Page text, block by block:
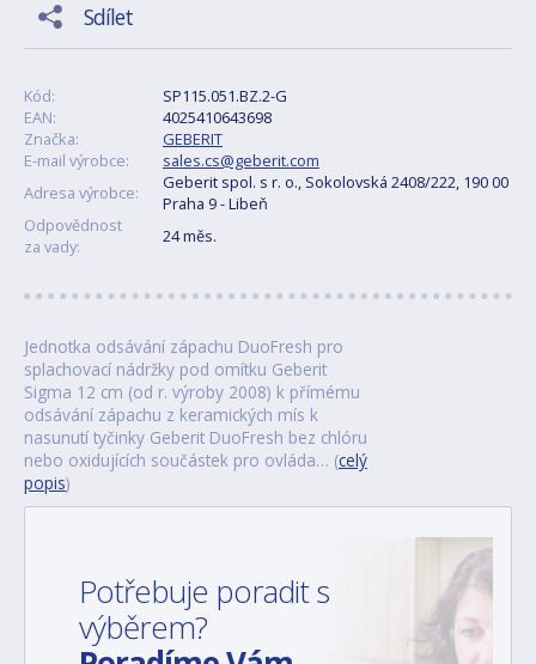
Sdílet
Kód:
SP115.051.BZ.2-G
EAN:
4025410643698
Značka:
GEBERIT
E-mail výrobce:
sales.cs@geberit.com
Adresa výrobce:
Geberit spol. s r. o., Sokolovská 2408/222, 190 00
Praha 9 - Libeň
Odpovědnost
za vady:
24 měs.
Jednotka odsávání zápachu DuoFresh pro
splachovací nádržky pod omítku Geberit
Sigma 12 cm (od r. výroby 2008) k přímému
odsávání zápachu z keramických mís k
nasunutí tyčinky Geberit DuoFresh bez chlóru
nebo oxidujících součástek pro ovláda… (celý
popis)
Potřebuje poradit s
výběrem?